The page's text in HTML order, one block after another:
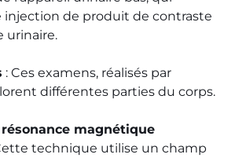
injection de produit de contraste
urinaire.
: Ces examens, réalisés par
différentes parties du corps.
magnétique
technique utilise un champ